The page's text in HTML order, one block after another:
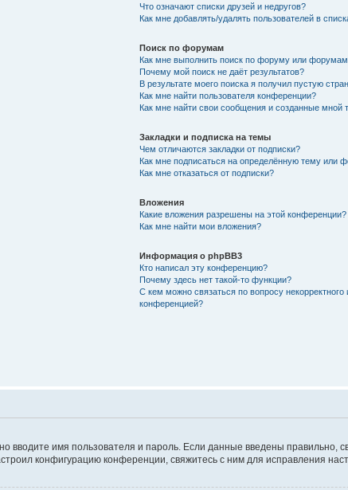
Что означают списки друзей и недругов?
Как мне добавлять/удалять пользователей в
Поиск по форумам
Как мне выполнить поиск по форуму или
Почему мой поиск не даёт результатов?
В результате моего поиска я получил пустую
Как мне найти пользователя конференции?
Как мне найти свои сообщения и созданные мной
Закладки и подписка на темы
Чем отличаются закладки от подписки?
Как мне подписаться на определённую тему или
Как мне отказаться от подписки?
Вложения
Какие вложения разрешены на этой конференции?
Как мне найти мои вложения?
Информация о phpBB3
Кто написал эту конференцию?
Почему здесь нет такой-то функции?
С кем можно связаться по вопросу
конференцией?
вводите имя пользователя и пароль. Если данные введены правильно,
конфигурацию конференции, свяжитесь с ним для исправления